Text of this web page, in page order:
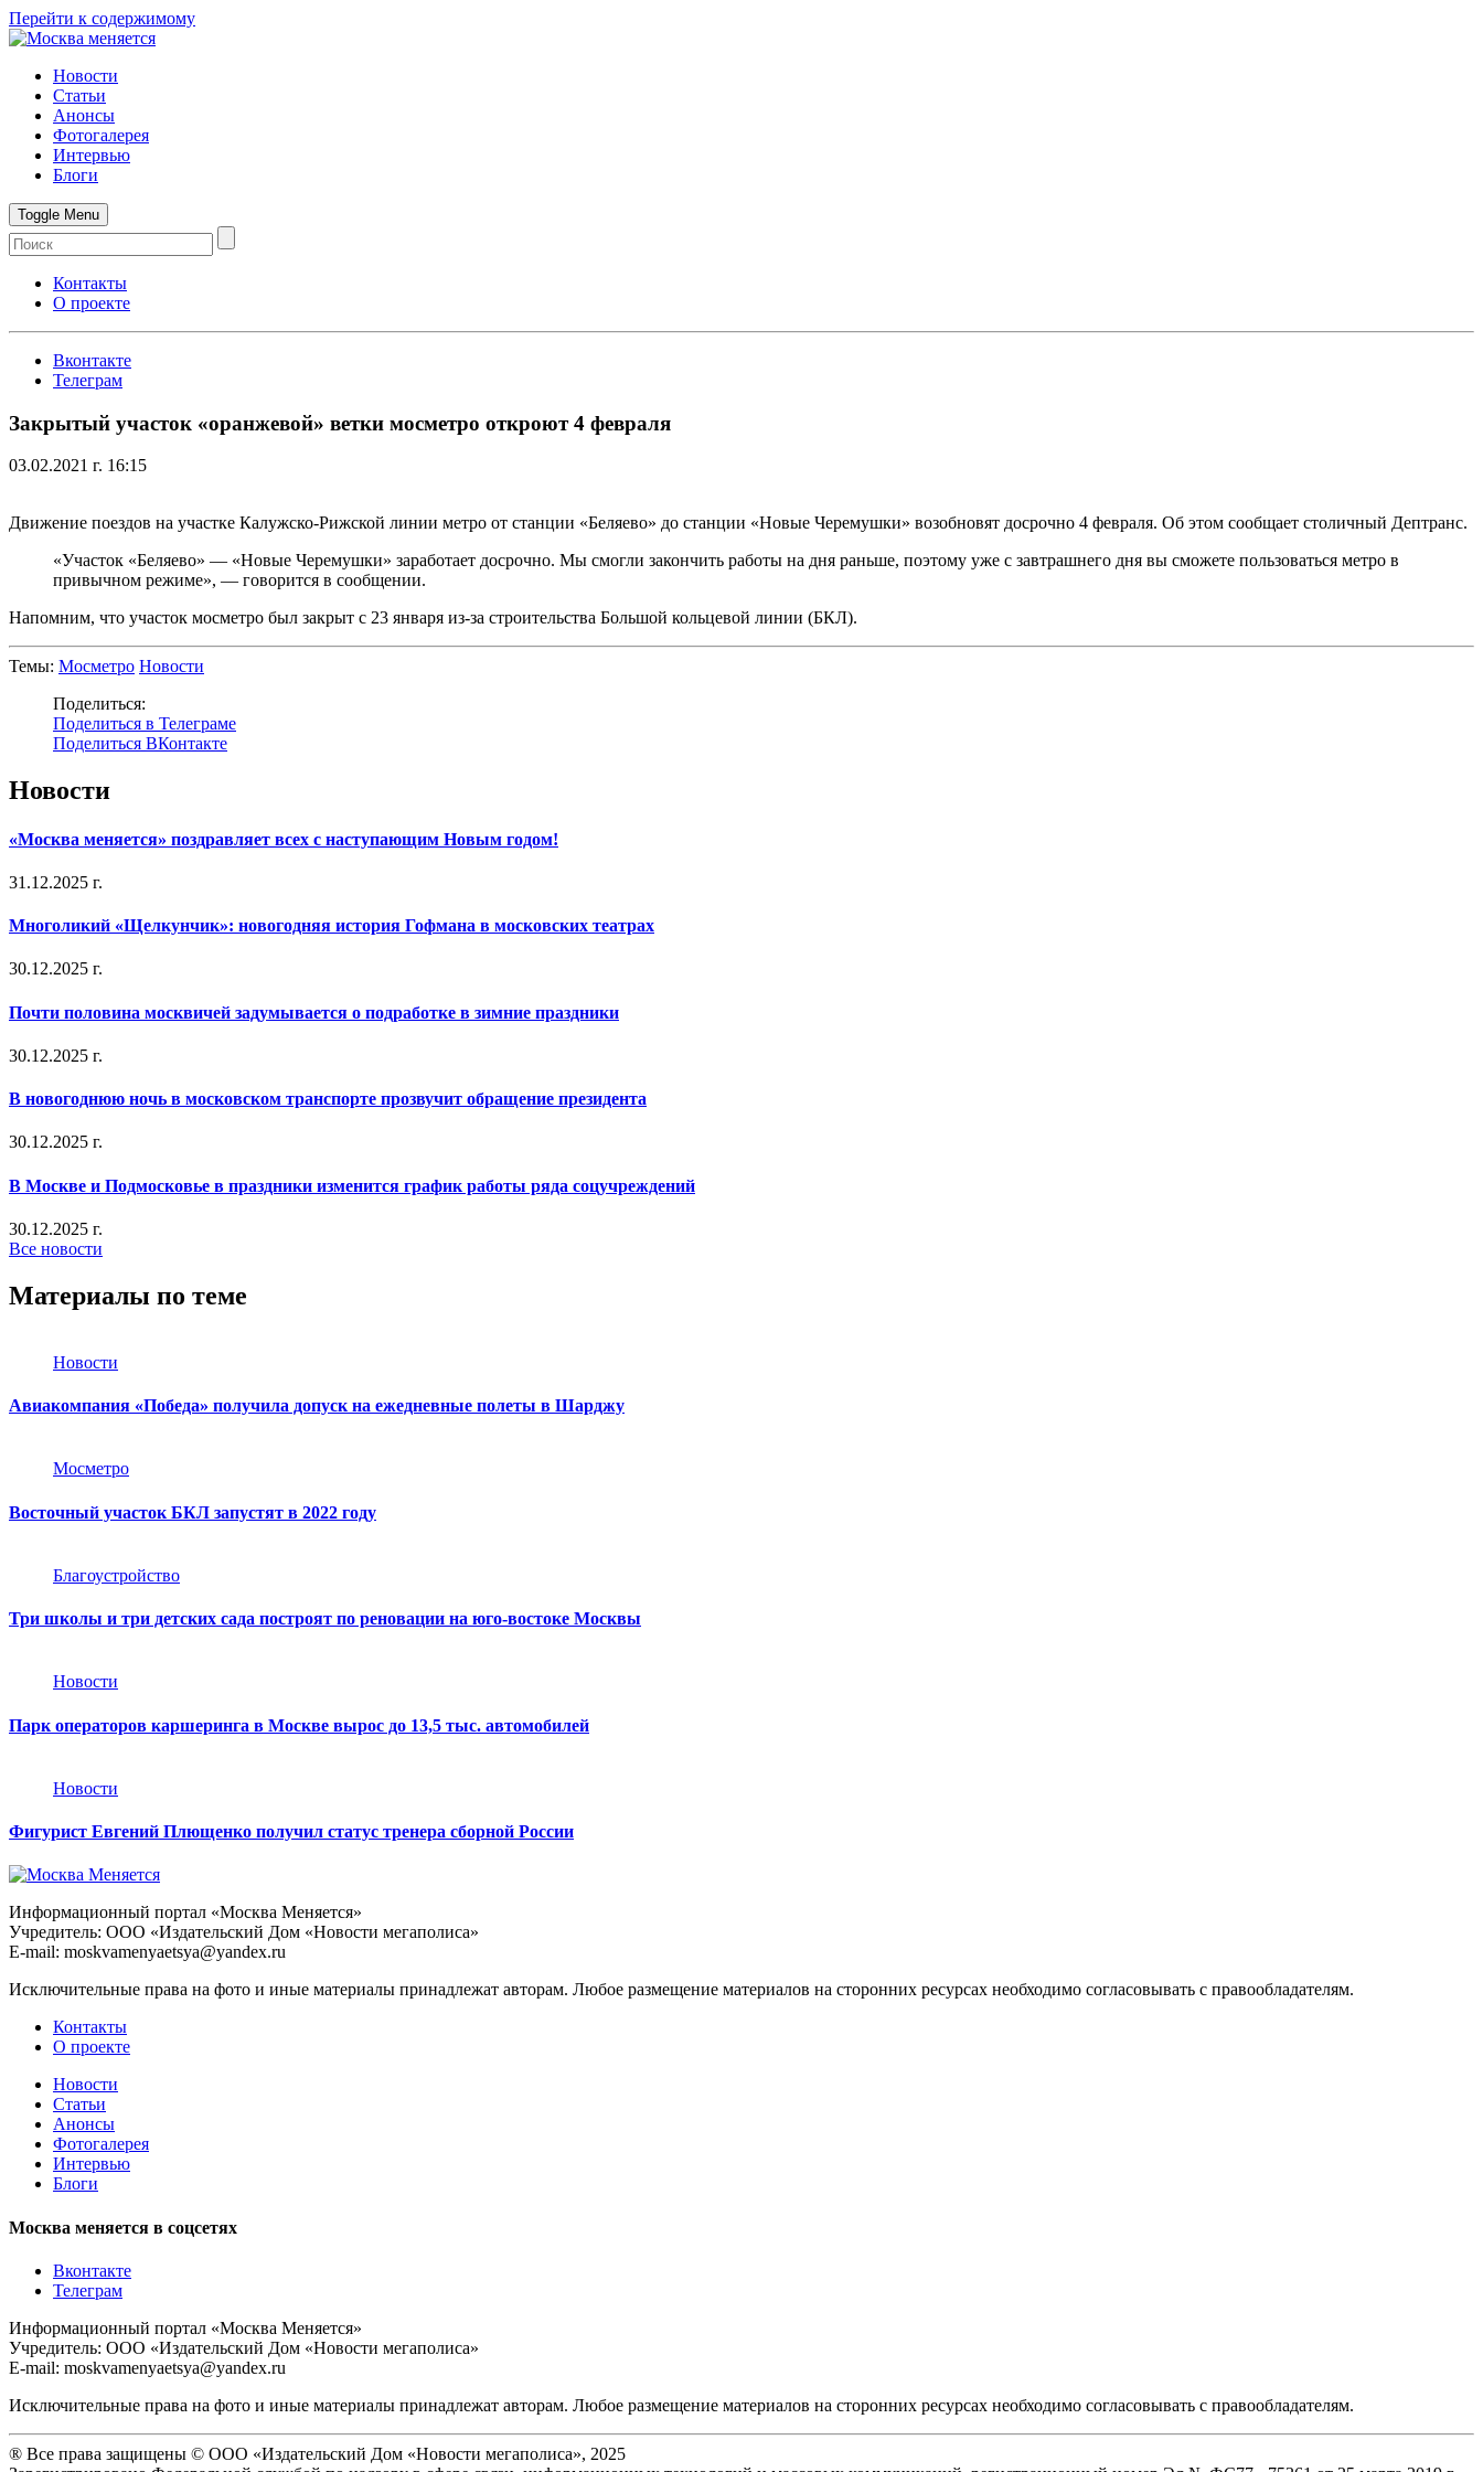
Перейти к содержимому
Новости
Статьи
Анонсы
Фотогалерея
Интервью
Блоги
Toggle Menu
Контакты
О проекте
Вконтакте
Телеграм
Закрытый участок «оранжевой» ветки мосметро откроют 4 февраля
03.02.2021 г. 16:15
Движение поездов на участке Калужско-Рижской линии метро от станции «Беляево» до станции «Новые Черемушки» возобновят досрочно 4 февраля. Об этом сообщает столичный Дептранс.
«Участок «Беляево» — «Новые Черемушки» заработает досрочно. Мы смогли закончить работы на дня раньше, поэтому уже с завтрашнего дня вы сможете пользоваться метро в
привычном режиме», — говорится в сообщении.
Напомним, что участок мосметро был закрыт с 23 января из-за строительства Большой кольцевой линии (БКЛ).
Темы: Мосметро Новости
Поделиться:
Поделиться в Телеграме
Поделиться ВКонтакте
Новости
«Москва меняется» поздравляет всех с наступающим Новым годом!
31.12.2025 г.
Многоликий «Щелкунчик»: новогодняя история Гофмана в московских театрах
30.12.2025 г.
Почти половина москвичей задумывается о подработке в зимние праздники
30.12.2025 г.
В новогоднюю ночь в московском транспорте прозвучит обращение президента
30.12.2025 г.
В Москве и Подмосковье в праздники изменится график работы ряда соцучреждений
30.12.2025 г.
Все новости
Материалы по теме
Новости
Авиакомпания «Победа» получила допуск на ежедневные полеты в Шарджу
Мосметро
Восточный участок БКЛ запустят в 2022 году
Благоустройство
Три школы и три детских сада построят по реновации на юго-востоке Москвы
Новости
Парк операторов каршеринга в Москве вырос до 13,5 тыс. автомобилей
Новости
Фигурист Евгений Плющенко получил статус тренера сборной России
Информационный портал «Москва Меняется»
Учредитель: ООО «Издательский Дом «Новости мегаполиса»
E-mail: moskvamenyaetsya@yandex.ru
Исключительные права на фото и иные материалы принадлежат авторам. Любое размещение материалов на сторонних ресурсах необходимо согласовывать с правообладателям.
Контакты
О проекте
Новости
Статьи
Анонсы
Фотогалерея
Интервью
Блоги
Москва меняется в соцсетях
Вконтакте
Телеграм
Информационный портал «Москва Меняется»
Учредитель: ООО «Издательский Дом «Новости мегаполиса»
E-mail: moskvamenyaetsya@yandex.ru
Исключительные права на фото и иные материалы принадлежат авторам. Любое размещение материалов на сторонних ресурсах необходимо согласовывать с правообладателям.
® Все права защищены © ООО «Издательский Дом «Новости мегаполиса», 2025